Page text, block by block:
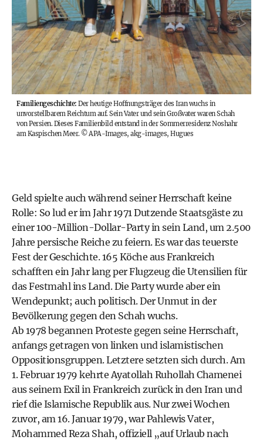
Familiengeschichte: Der heutige Hoffnungsträger des Iran wuchs in
unvorstellbarem Reichtum auf. Sein Vater und sein Großvater waren Schah
von Persien. Dieses Familienbild entstand in der Sommerresidenz Noshahr
am Kaspischen Meer. ©APA-Images, akg-images, Hugues
Geld spielte auch während seiner Herrschaft keine
Rolle: So lud er im Jahr 1971 Dutzende Staatsgäste zu
einer 100-Million-Dollar-Party in sein Land, um 2.500
Jahre persische Reiche zu feiern. Es war das teuerste
Fest der Geschichte. 165 Köche aus Frankreich
schafften ein Jahr lang per Flugzeug die Utensilien für
das Festmahl ins Land. Die Party wurde aber ein
Wendepunkt; auch politisch. Der Unmut in der
Bevölkerung gegen den Schah wuchs.
Ab 1978 begannen Proteste gegen seine Herrschaft,
anfangs getragen von linken und islamistischen
Oppositionsgruppen. Letztere setzten sich durch. Am
1. Februar 1979 kehrte Ayatollah Ruhollah Chamenei
aus seinem Exil in Frankreich zurück in den Iran und
rief die Islamische Republik aus. Nur zwei Wochen
zuvor, am 16. Januar 1979, war Pahlewis Vater,
Mohammed Reza Shah, offiziell „auf Urlaub nach